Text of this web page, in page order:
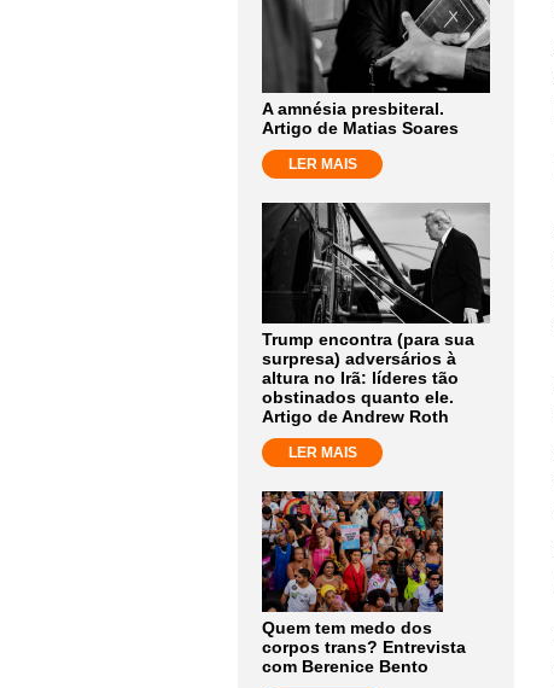
A amnésia presbiteral.
Artigo de Matias Soares
LER MAIS
Trump encontra (para sua
surpresa) adversários à
altura no Irã: líderes tão
obstinados quanto ele.
Artigo de Andrew Roth
LER MAIS
Quem tem medo dos
corpos trans? Entrevista
com Berenice Bento